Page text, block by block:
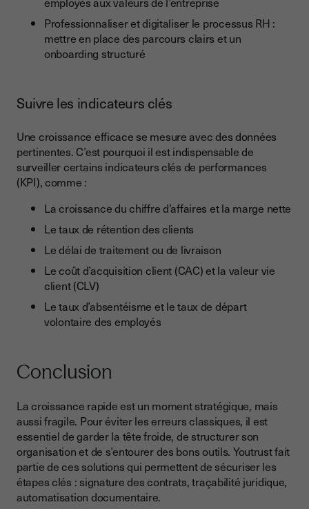
Professionnaliser et digitaliser le processus RH :
mettre en place des parcours clairs et un
onboarding structuré
Suivre les indicateurs clés
Une croissance efficace se mesure avec des données
pertinentes. C’est pourquoi il est indispensable de
surveiller certains indicateurs clés de performances
(KPI), comme :
La croissance du chiffre d’affaires et la marge nette
Le taux de rétention des clients
Le délai de traitement ou de livraison
Le coût d’acquisition client (CAC) et la valeur vie
client (CLV)
Le taux d’absentéisme et le taux de départ
volontaire des employés
Conclusion
La croissance rapide est un moment stratégique, mais
aussi fragile. Pour éviter les erreurs classiques, il est
essentiel de garder la tête froide, de structurer son
organisation et de s’entourer des bons outils. Youtrust fait
partie de ces solutions qui permettent de sécuriser les
étapes clés : signature des contrats, traçabilité juridique,
automatisation documentaire.